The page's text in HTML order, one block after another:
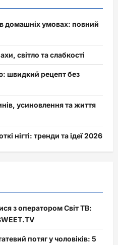
домашніх умовах: повний
світло та слабкості
швидкий рецепт без
усиновлення та життя
нігті: тренди та ідеї 2026
з оператором Світ ТВ:
потяг у чоловіків: 5